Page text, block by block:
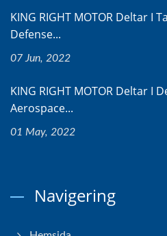
KING RIGHT MOTOR Deltar I
Defense...
07 Jun, 2022
KING RIGHT MOTOR Deltar I
Aerospace...
01 May, 2022
Navigering